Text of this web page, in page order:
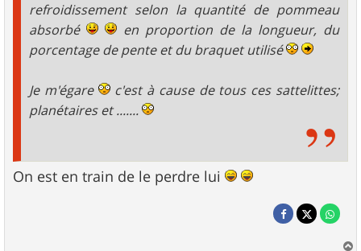
refroidissement selon la quantité de pommeau
absorbé
en proportion de la longueur, du
porcentage de pente et du braquet utilisé
Je m'égare
c'est à cause de tous ces sattelittes;
planétaires et .......
On est en train de le perdre lui